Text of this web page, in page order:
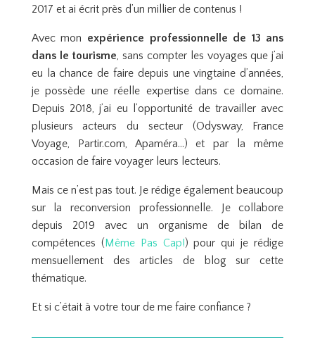
2017 et ai écrit près d’un millier de contenus !
Avec mon expérience professionnelle de 13 ans
dans le tourisme, sans compter les voyages que j’ai
eu la chance de faire depuis une vingtaine d’années,
je possède une réelle expertise dans ce domaine.
Depuis 2018, j’ai eu l’opportunité de travailler avec
plusieurs acteurs du secteur (Odysway, France
Voyage, Partir.com, Apaméra…) et par la même
occasion de faire voyager leurs lecteurs.
Mais ce n’est pas tout. Je rédige également beaucoup
sur la reconversion professionnelle. Je collabore
depuis 2019 avec un organisme de bilan de
compétences (Même Pas Cap!) pour qui je rédige
mensuellement des articles de blog sur cette
thématique.
Et si c’était à votre tour de me faire confiance ?